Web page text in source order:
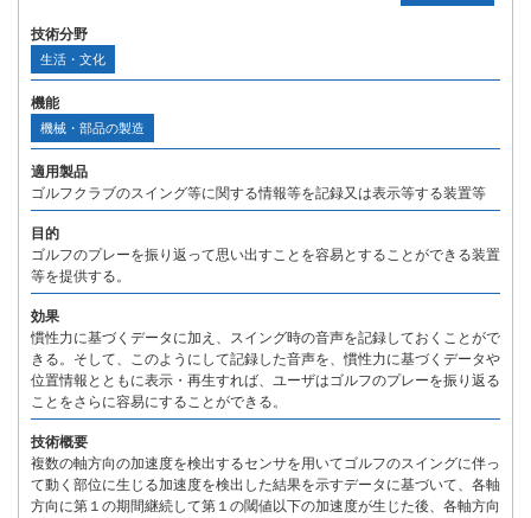
技術分野
生活・文化
機能
機械・部品の製造
適用製品
ゴルフクラブのスイング等に関する情報等を記録又は表示等する装置等
目的
ゴルフのプレーを振り返って思い出すことを容易とすることができる装置
等を提供する。
効果
慣性力に基づくデータに加え、スイング時の音声を記録しておくことがで
きる。そして、このようにして記録した音声を、慣性力に基づくデータや
位置情報とともに表示・再生すれば、ユーザはゴルフのプレーを振り返る
ことをさらに容易にすることができる。
技術概要
複数の軸方向の加速度を検出するセンサを用いてゴルフのスイングに伴っ
て動く部位に生じる加速度を検出した結果を示すデータに基づいて、各軸
方向に第１の期間継続して第１の閾値以下の加速度が生じた後、各軸方向